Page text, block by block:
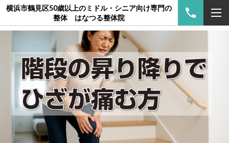
横浜市鶴見区50歳以上のミドル・シニア向け専門の
整体 はなつる整体院